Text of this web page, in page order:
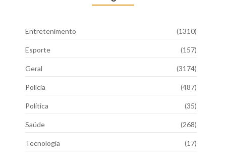
Entretenimento (1310)
Esporte (157)
Geral (3174)
Polícia (487)
Política (35)
Saúde (268)
Tecnologia (17)